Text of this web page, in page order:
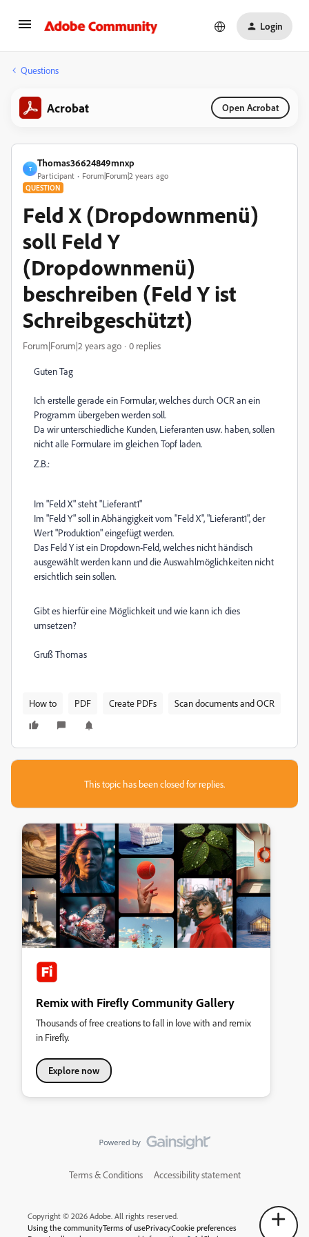
Login
Questions
Acrobat Open Acrobat
T
Thomas36624849mnxp
Participant Forum|Forum|2 years ago
QUESTION
Feld X (Dropdownmenü)
soll Feld Y
(Dropdownmenü)
beschreiben (Feld Y ist
Schreibgeschützt)
Forum|Forum|2 years ago 0 replies
Guten Tag
Ich erstelle gerade ein Formular, welches durch OCR an ein
Programm übergeben werden soll.
Da wir unterschiedliche Kunden, Lieferanten usw. haben, sollen
nicht alle Formulare im gleichen Topf laden.
Z.B.:
Im "Feld X" steht "Lieferant1"
Im "Feld Y" soll in Abhängigkeit vom "Feld X", "Lieferant1", der
Wert "Produktion" eingefügt werden.
Das Feld Y ist ein Dropdown-Feld, welches nicht händisch
ausgewählt werden kann und die Auswahlmöglichkeiten nicht
ersichtlich sein sollen.
Gibt es hierfür eine Möglichkeit und wie kann ich dies
umsetzen?
Gruß Thomas
How to PDF Create PDFs Scan documents and OCR
This topic has been closed for replies.
Remix with Firefly Community Gallery
Thousands of free creations to fall in love with and remix
in Firefly.
Explore now
Terms & Conditions Accessibility statement
Copyright © 2026 Adobe. All rights reserved.
Using the communityTerms of usePrivacyCookie preferences